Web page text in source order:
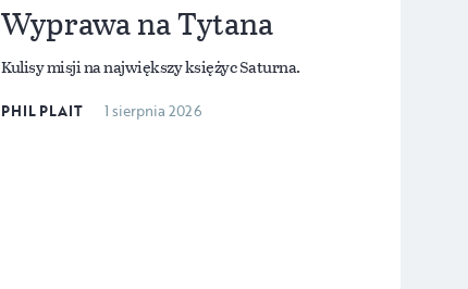
Wyprawa na Tytana
Kulisy misji na największy księżyc Saturna.
PHIL PLAIT 1 sierpnia 2026